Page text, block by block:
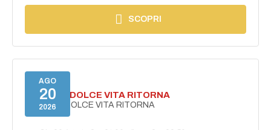
SCOPRI
AGO
20
2026
FORIO LA DOLCE VITA RITORNA
FORIO LA DOLCE VITA RITORNA